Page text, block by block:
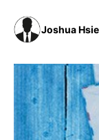
福音传讲与宣
团契生活与
简体中文
乌兹别克语
法语
越南语
韩语
阿尔巴尼亚语
Joshua